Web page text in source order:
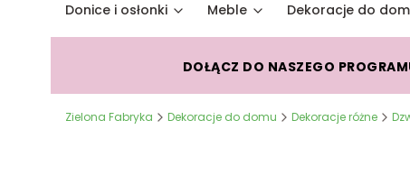
Donice i osłonki Meble Dekoracje do
DOŁĄCZ DO NASZEGO
Zielona Fabryka Dekoracje do domu Dekoracje różne